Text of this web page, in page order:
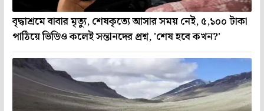
বৃদ্ধাশ্রমে বাবার মৃত্যু, শেষকৃত্যে আসার সময় নেই, ৫,১০০ টাকা
পাঠিয়ে ভিডিও কলেই সন্তানদের প্রশ্ন, 'শেষ হবে কখন?'